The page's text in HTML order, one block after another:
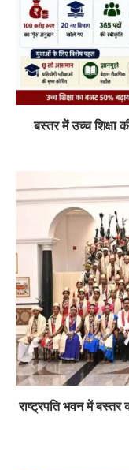
बस्तर में उच्च शिक्षा
राष्ट्रपति भवन में बस्तर